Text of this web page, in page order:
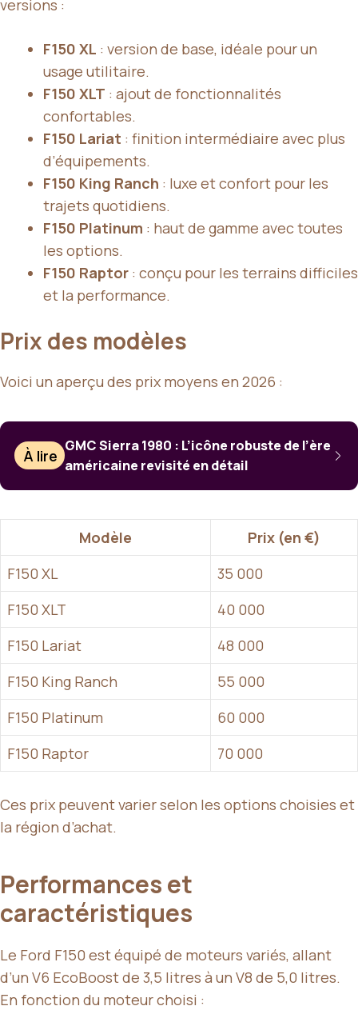
versions :
F150 XL : version de base, idéale pour un
usage utilitaire.
F150 XLT : ajout de fonctionnalités
confortables.
F150 Lariat : finition intermédiaire avec plus
d’équipements.
F150 King Ranch : luxe et confort pour les
trajets quotidiens.
F150 Platinum : haut de gamme avec toutes
les options.
F150 Raptor : conçu pour les terrains difficiles
et la performance.
Prix des modèles
Voici un aperçu des prix moyens en 2026 :
À lire
GMC Sierra 1980 : L’icône robuste de l’ère
américaine revisité en détail
Modèle
Prix (en €)
F150 XL
35 000
F150 XLT
40 000
F150 Lariat
48 000
F150 King Ranch
55 000
F150 Platinum
60 000
F150 Raptor
70 000
Ces prix peuvent varier selon les options choisies et
la région d’achat.
Performances et
caractéristiques
Le Ford F150 est équipé de moteurs variés, allant
d’un V6 EcoBoost de 3,5 litres à un V8 de 5,0 litres.
En fonction du moteur choisi :